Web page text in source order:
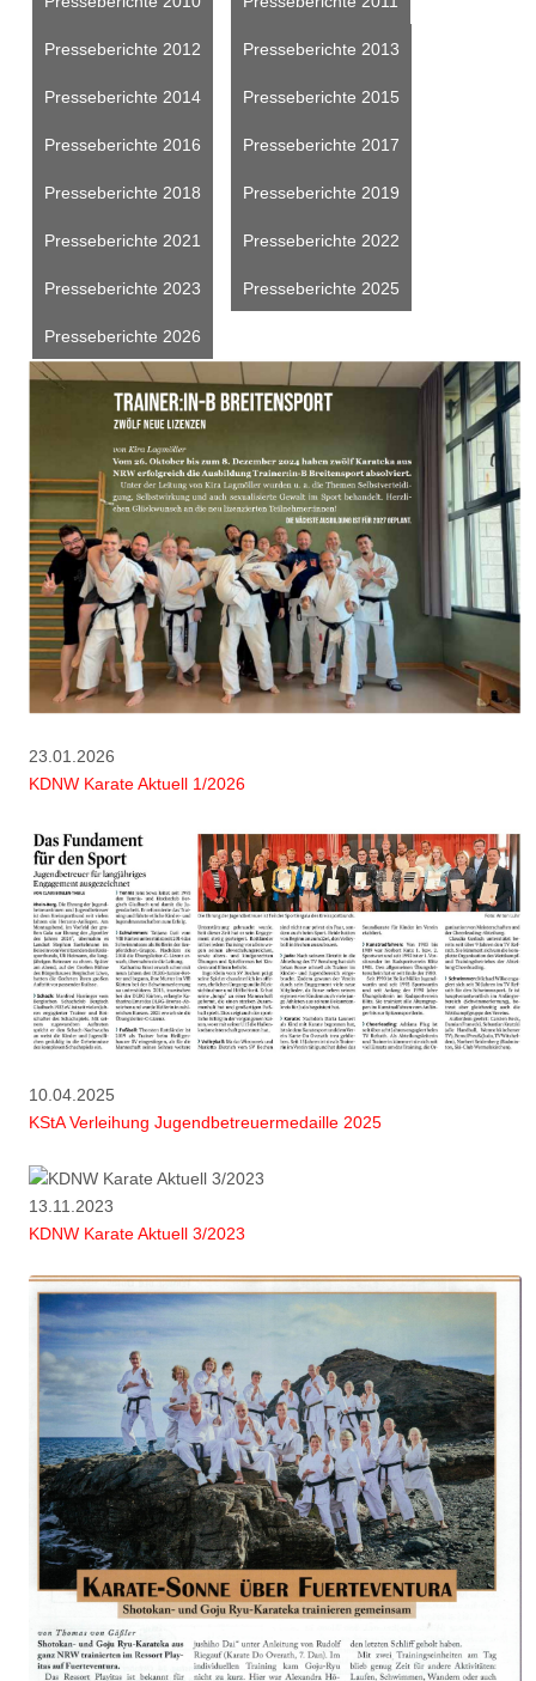
Presseberichte 2012 Presseberichte 2013
Presseberichte 2014 Presseberichte 2015
Presseberichte 2016 Presseberichte 2017
Presseberichte 2018 Presseberichte 2019
Presseberichte 2021 Presseberichte 2022
Presseberichte 2023 Presseberichte 2025
Presseberichte 2026
23.01.2026
KDNW Karate Aktuell 1/2026
10.04.2025
KStA Verleihung Jugendbetreuermedaille 2025
13.11.2023
KDNW Karate Aktuell 3/2023